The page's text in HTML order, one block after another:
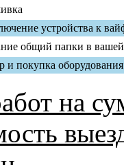
устройства к
общий папки в вашей
и покупка оборудования
на